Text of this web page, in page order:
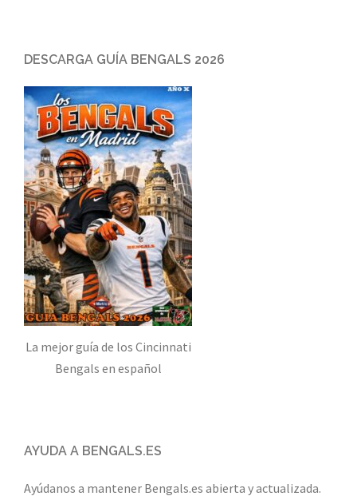
DESCARGA GUÍA BENGALS 2026
La mejor guía de los Cincinnati
Bengals en español
AYUDA A BENGALS.ES
Ayúdanos a mantener Bengals.es abierta y actualizada.